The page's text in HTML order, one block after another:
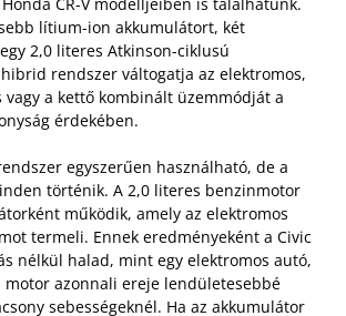
Honda CR-V modelljeiben is találhatunk.
lítium-ion akkumulátort, két
2,0 literes Atkinson-ciklusú
rendszer váltogatja az elektromos,
a kettő kombinált üzemmódját a
érdekében.
egyszerűen használható, de a
történik. A 2,0 literes benzinmotor
működik, amely az elektromos
termeli. Ennek eredményeként a Civic
nélkül halad, mint egy elektromos autó,
motor azonnali ereje lendületesebbé
sebességeknél. Ha az akkumulátor